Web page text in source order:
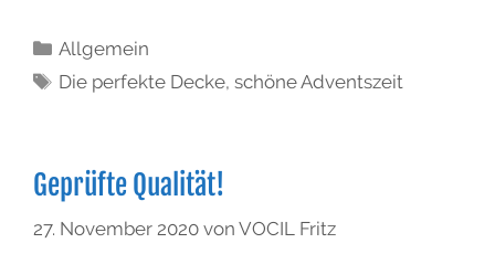
Allgemein
Die perfekte Decke,schöne Adventszeit
Geprüfte Qualität!
27. November 2020 von VOCIL Fritz